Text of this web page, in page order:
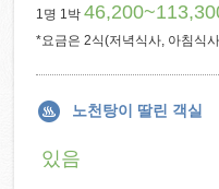
1명 1박
*요금은 2식(저녁식사, 아침식
노천탕이 딸린 객실
있음